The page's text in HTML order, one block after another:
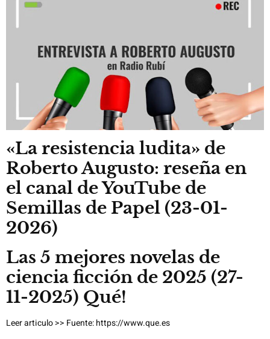
«La resistencia ludita» de
Roberto Augusto: reseña en
el canal de YouTube de
Semillas de Papel (23-01-
2026)
Las 5 mejores novelas de
ciencia ficción de 2025 (27-
11-2025) Qué!
Leer articulo >> Fuente: https://www.que.es